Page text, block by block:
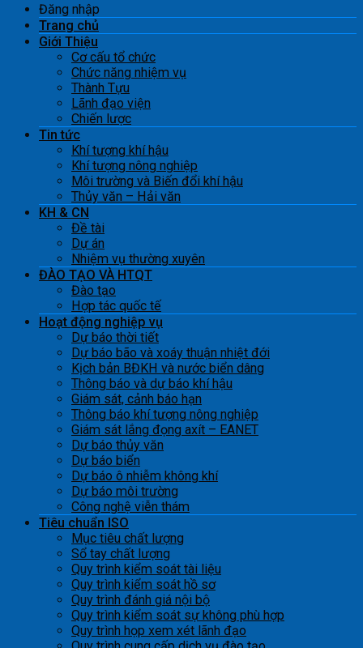
Đăng nhập
Trang chủ
Giới Thiệu
Cơ cấu tổ chức
Chức năng nhiệm vụ
Thành Tựu
Lãnh đạo viện
Chiến lược
Tin tức
Khí tượng khí hậu
Khí tượng nông nghiệp
Môi trường và Biến đổi khí hậu
Thủy văn – Hải văn
KH & CN
Đề tài
Dự án
Nhiệm vụ thường xuyên
ĐÀO TẠO VÀ HTQT
Đào tạo
Hợp tác quốc tế
Hoạt động nghiệp vụ
Dự báo thời tiết
Dự báo bão và xoáy thuận nhiệt đới
Kịch bản BĐKH và nước biển dâng
Thông báo và dự báo khí hậu
Giám sát, cảnh báo hạn
Thông báo khí tượng nông nghiệp
Giám sát lắng đọng axít – EANET
Dự báo thủy văn
Dự báo biển
Dự báo ô nhiễm không khí
Dự báo môi trường
Công nghệ viễn thám
Tiêu chuẩn ISO
Mục tiêu chất lượng
Sổ tay chất lượng
Quy trình kiểm soát tài liệu
Quy trình kiểm soát hồ sơ
Quy trình đánh giá nội bộ
Quy trình kiểm soát sự không phù hợp
Quy trình họp xem xét lãnh đạo